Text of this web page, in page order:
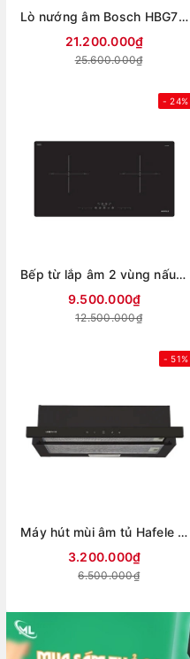
Lò nướng âm Bosch HBG7341B1 71 lít
21.200.000₫
25.600.000₫
- 24%
Bếp từ lắp âm 2 vùng nấu Hafele HC-I73241B
9.500.000₫
12.500.000₫
- 51%
Máy hút mùi âm tủ Hafele HC-H7031TB
3.200.000₫
6.500.000₫